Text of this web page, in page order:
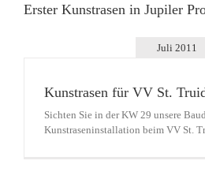
Erster Kunstrasen in Jupiler
Juli 2011
Kunstrasen für VV St.
Sichten Sie in der KW 29 unsere
Kunstraseninstallation beim VV St.